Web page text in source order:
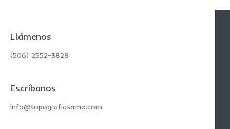
Llámenos
(506) 2552-3828
Escríbanos
info@topografiasamo.com